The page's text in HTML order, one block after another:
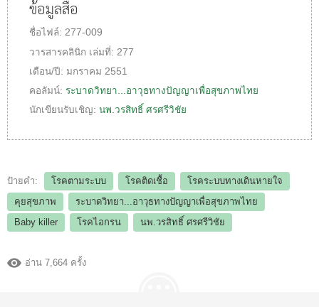
ข้อมูลสื่อ
ชื่อไฟล์: 277-009
วารสารคลินิก เล่มที่: 277
เดือน/ปี: มกราคม 2551
คอลัมน์: ระบาดวิทยา...อาวุธทางปัญญาเพื่อสุขภาพไทย
นักเขียนรับเชิญ: นพ.วรสิทธิ์ ศรศรีวิชัย
ป้ายคำ: โรคตามระบบ โรคติดเชื้อ
โรคระบบทางเดินหายใจ
คุยสุขภาพ
ระบาดวิทยา...อาวุธทางปัญญาเพื่อสุขภาพไทย
Baby killer
โรคไอกรน นพ.วรสิทธิ์ ศรศรีวิชัย
อ่าน 7,664 ครั้ง